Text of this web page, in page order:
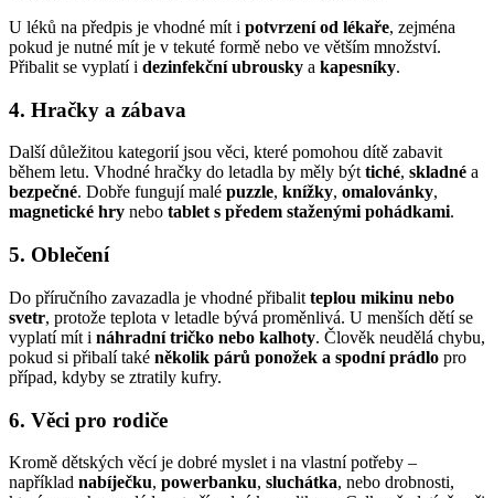
U léků na předpis je vhodné mít i potvrzení od lékaře, zejména
pokud je nutné mít je v tekuté formě nebo ve větším množství.
Přibalit se vyplatí i dezinfekční ubrousky a kapesníky.
4. Hračky a zábava
Další důležitou kategorií jsou věci, které pomohou dítě zabavit
během letu. Vhodné hračky do letadla by měly býttiché, skladné a
bezpečné. Dobře fungují malé puzzle, knížky, omalovánky,
magnetické hry nebo tablet s předem staženými pohádkami.
5. Oblečení
Do příručního zavazadla je vhodné přibalit teplou mikinu nebo
svetr, protože teplota v letadle bývá proměnlivá. U menších dětí se
vyplatí mít i náhradní tričko nebo kalhoty. Člověk neudělá chybu,
pokud si přibalí také několik párů ponožek a spodní prádlo pro
případ, kdyby se ztratily kufry.
6. Věci pro rodiče
Kromě dětských věcí je dobré myslet i na vlastní potřeby –
například nabíječku, powerbanku, sluchátka, nebo drobnosti,